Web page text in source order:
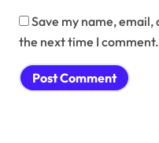
Save my name,
the next time I comment.